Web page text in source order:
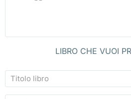
LIBRO CHE VUOI